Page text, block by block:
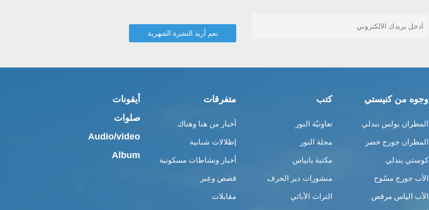
وجوه من كنيستي
المطران بولس بندلي
المطران جورج خضر
كوستي بندلي
الأب جورج مسّوح
الأب الياس مرقص
كتب
تعاونيّة النور
مجلة النور
مكتبة بانياس
منشورات دير الحرف
التراث الأبائي
متفرقات
أخبار من هنا وهناك
إطلالات شبابية
أخبار ونشاطات مسكونية
قصص وعِبر
مقابلات
أيقونات
صلوات
Audio/video
Album